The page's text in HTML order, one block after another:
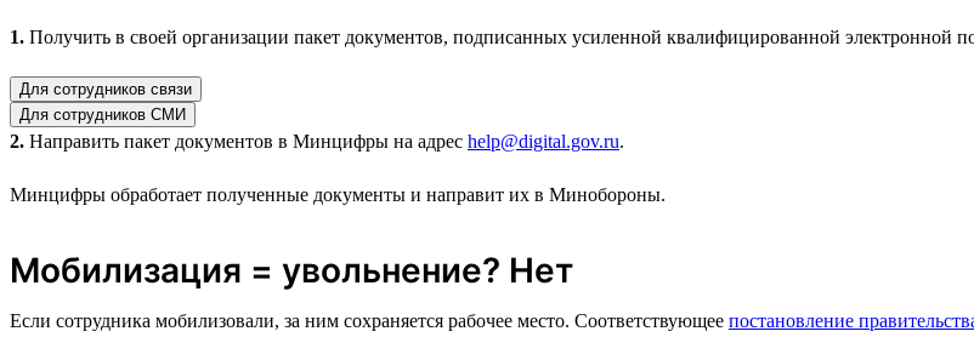
1. Получить в своей организации пакет документов, подписанных усиленной квалифицированной электронной
Для сотрудников связи
Для сотрудников СМИ
2. Направить пакет документов в Минцифры на адрес help@digital.gov.ru.
Минцифры обработает полученные документы и направит их в Минобороны.
Мобилизация = увольнение? Нет
Если сотрудника мобилизовали, за ним сохраняется рабочее место. Соответствующее постановление